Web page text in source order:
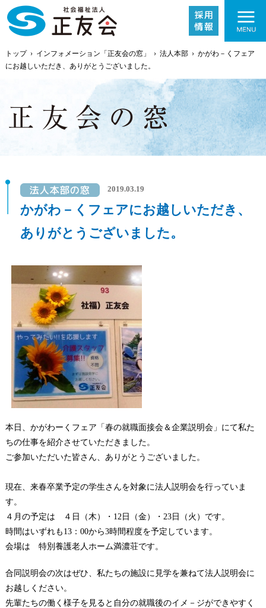
事業内容
採用情報
トップ› インフォメーション「正友会の窓」 › 法人本部› かがわ－くフェア
にお越しいただき、ありがとうございました。
2019.03.19
かがわ－くフェアにお越しいただき、
ありがとうございました。
本日、かがわーくフェア「春の就職面接会＆企業説明会」にて私た
ちの仕事を紹介させていただきました。
ご参加いただいた皆さん、ありがとうございました。
現在、来春卒業予定の学生さんを対象に法人説明会を行っていま
す。
４月の予定は ４日（木）・12日（金）・23日（火）です。
時間はいずれも13：00から3時間程度を予定しています。
会場は 特別養護老人ホーム満濃荘です。
合同説明会の次はぜひ、私たちの施設に見学を兼ねて法人説明会に
お越しください。
先輩たちの働く様子を見ると自分の就職後のイメ－ジができやすく